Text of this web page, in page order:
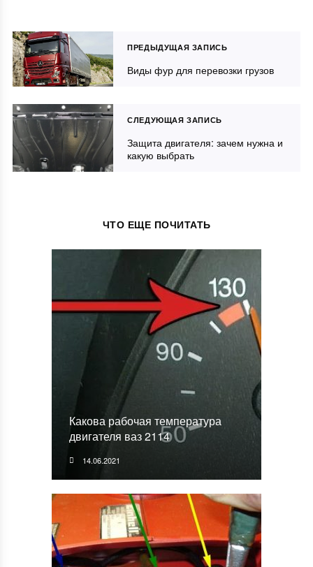
ПРЕДЫДУЩАЯ ЗАПИСЬ
Виды фур для перевозки грузов
СЛЕДУЮЩАЯ ЗАПИСЬ
Защита двигателя: зачем нужна и
какую выбрать
ЧТО ЕЩЕ ПОЧИТАТЬ
Какова рабочая температура
двигателя ваз 2114
14.06.2021